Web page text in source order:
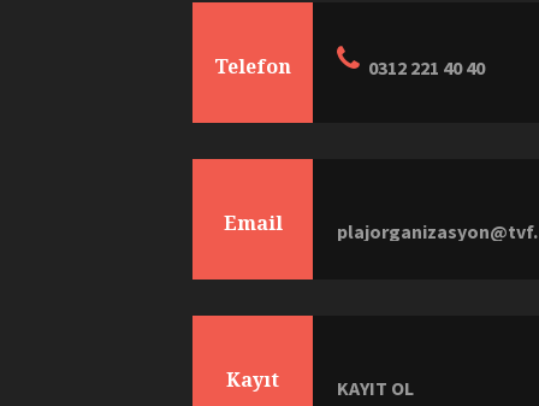
Telefon 0312 221 40 40
Email
Kayıt KAYIT OL